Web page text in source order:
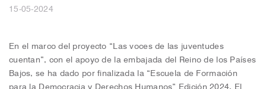
15-05-2024
En el marco del proyecto “Las voces de las juventudes
cuentan”, con el apoyo de la embajada del Reino de los Países
Bajos, se ha dado por finalizada la “Escuela de Formación
para la Democracia y Derechos Humanos” Edición 2024. El